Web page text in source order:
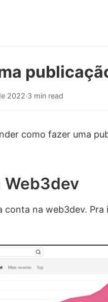
2022·3 min read
como fazer uma
Web3dev
conta na web3dev. Pra